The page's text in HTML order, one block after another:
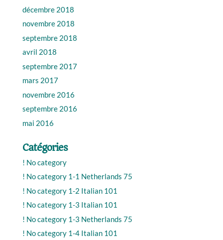
décembre 2018
novembre 2018
septembre 2018
avril 2018
septembre 2017
mars 2017
novembre 2016
septembre 2016
mai 2016
Catégories
! No category
! No category 1-1 Netherlands 75
! No category 1-2 Italian 101
! No category 1-3 Italian 101
! No category 1-3 Netherlands 75
! No category 1-4 Italian 101